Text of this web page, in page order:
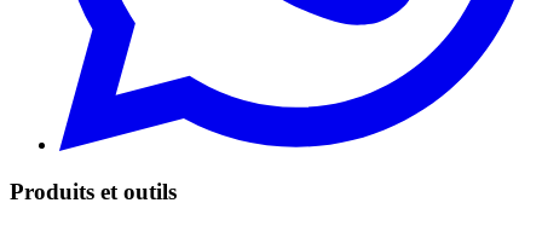
Produits et outils